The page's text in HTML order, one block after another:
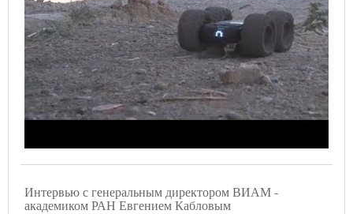
Интервью с генеральным директором ВИАМ -
академиком РАН Евгением Кабловым